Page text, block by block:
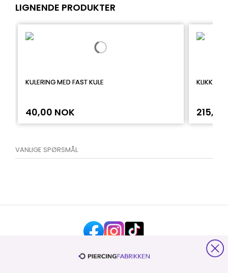
LIGNENDE PRODUKTER
KULERING MED FAST KULE
40,00 NOK
VANLIGE SPØRSMÅL